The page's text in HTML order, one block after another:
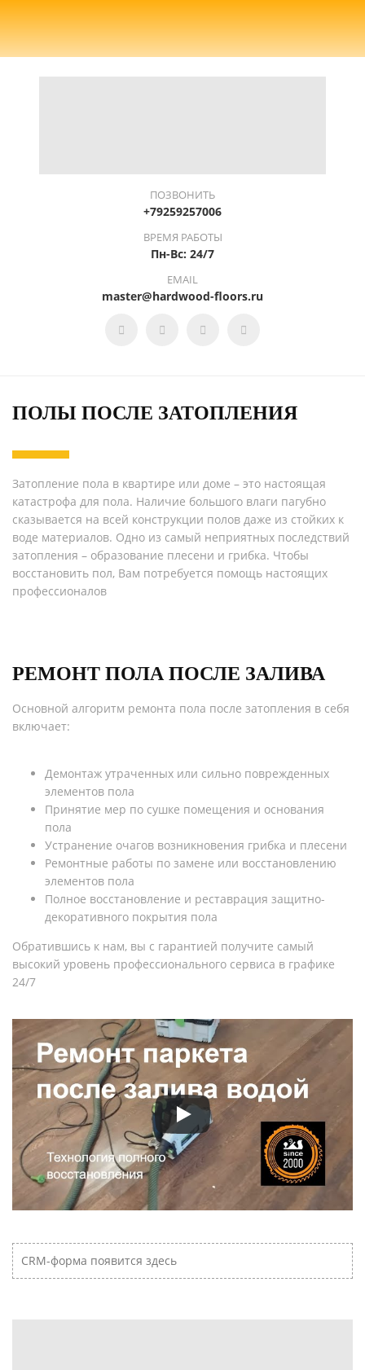
ПОЗВОНИТЬ
+79259257006
ВРЕМЯ РАБОТЫ
Пн-Вс: 24/7
EMAIL
master@hardwood-floors.ru
ПОЛЫ ПОСЛЕ ЗАТОПЛЕНИЯ
Затопление пола в квартире или доме – это настоящая
катастрофа для пола. Наличие большого влаги пагубно
сказывается на всей конструкции полов даже из стойких к
воде материалов. Одно из самый неприятных последствий
затопления – образование плесени и грибка. Чтобы
восстановить пол, Вам потребуется помощь настоящих
профессионалов
РЕМОНТ ПОЛА ПОСЛЕ ЗАЛИВА
Основной алгоритм ремонта пола после затопления в себя
включает:
Демонтаж утраченных или сильно поврежденных
элементов пола
Принятие мер по сушке помещения и основания
пола
Устранение очагов возникновения грибка и плесени
Ремонтные работы по замене или восстановлению
элементов пола
Полное восстановление и реставрация защитно-
декоративного покрытия пола
Обратившись к нам, вы с гарантией получите самый
высокий уровень профессионального сервиса в графике
24/7
CRM-форма появится здесь